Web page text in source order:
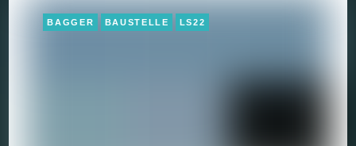
BAGGER BAUSTELLE LS22